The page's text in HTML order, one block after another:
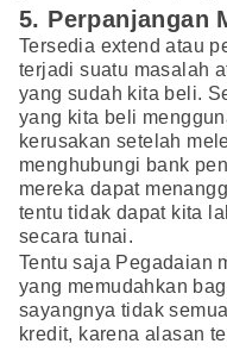
5. Perpanjangan
Tersedia extend atau
terjadi suatu masalah
yang sudah kita beli.
yang kita beli
kerusakan setelah
menghubungi bank
mereka dapat
tentu tidak dapat kita
secara tunai.
Tentu saja Pegadaian
yang memudahkan
sayangnya tidak
kredit, karena alasan